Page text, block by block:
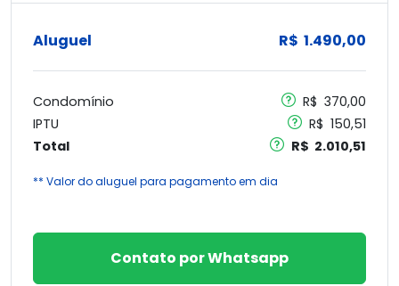
Aluguel R$ 1.490,00
Condomínio
R$ 370,00
IPTU
R$ 150,51
Total
R$ 2.010,51
** Valor do aluguel para pagamento em dia
Contato por Whatsapp